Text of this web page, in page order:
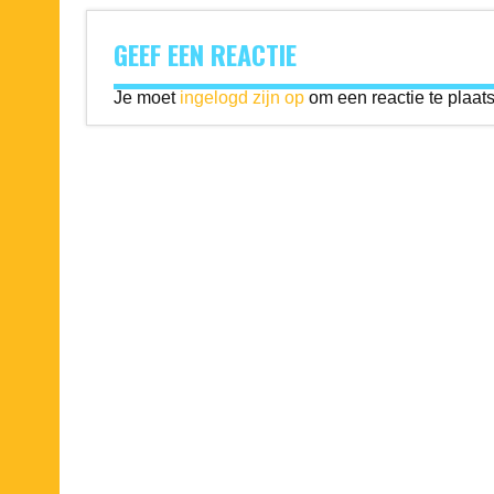
GEEF EEN REACTIE
Je moet ingelogd zijn opom een reactie te